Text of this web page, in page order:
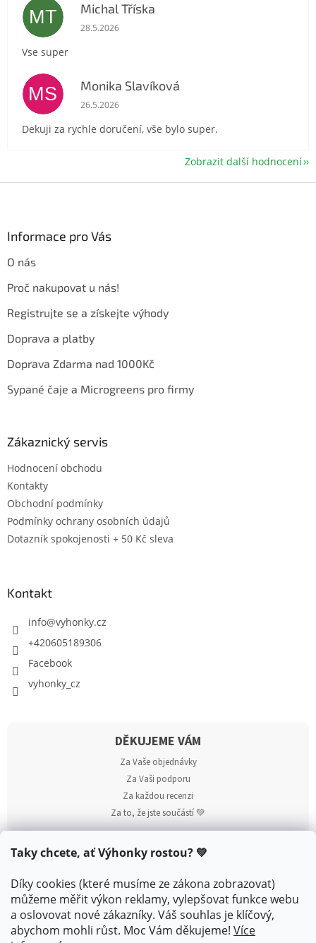
Taky chcete, ať Výhonky rostou? 💚
Díky cookies (které musíme ze zákona zobrazovat)
můžeme měřit výkon reklamy, vylepšovat funkce webu
a oslovovat nové zákazníky. Váš souhlas je klíčový,
abychom mohli růst. Moc Vám děkujeme! Více
MT Michal Tříska
Hodnocení obchodu je 5 z 5 hvězdiček.
28.5.2026
Vse super
MS Monika Slavíková
Hodnocení obchodu je 5 z 5 hvězdiček.
26.5.2026
Dekuji za rychle doručení, vše bylo super.
Zobrazit další hodnocení
Informace pro Vás
O nás
Proč nakupovat u nás!
Registrujte se a získejte výhody
Doprava a platby
Doprava Zdarma nad 1000Kč
Sypané čaje a Microgreens pro firmy
Zákaznický servis
Hodnocení obchodu
Kontakty
Obchodní podmínky
Podmínky ochrany osobních údajů
Dotazník spokojenosti + 50 Kč sleva
Kontakt
info@vyhonky.cz
+420605189306
Facebook
vyhonky_cz
DĚKUJEME VÁM
Za Vaše objednávky
Za Vaši podporu
Za každou recenzi
Za to, že jste součástí 💚